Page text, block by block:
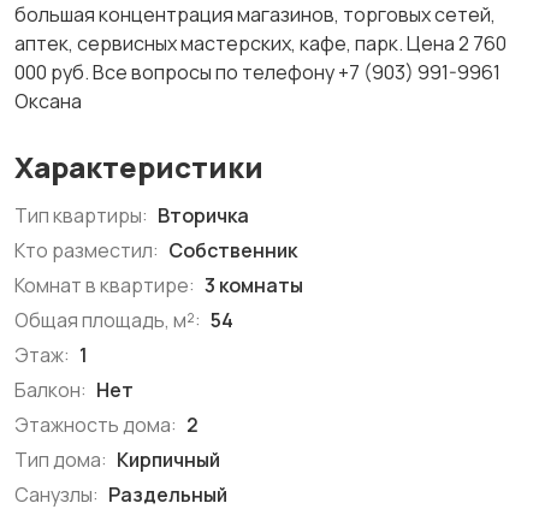
большая концентрация магазинов, торговых сетей,
аптек, сервисных мастерских, кафе, парк. Цена 2 760
000 руб. Все вопросы по телефону +7 (903) 991-9961
Оксана
Характеристики
Тип квартиры: Вторичка
Кто разместил: Собственник
Комнат в квартире: 3 комнаты
Общая площадь, м²: 54
Этаж: 1
Балкон: Нет
Этажность дома: 2
Тип дома: Кирпичный
Санузлы: Раздельный